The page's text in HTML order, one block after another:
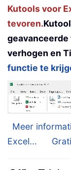
Kutools voor
tevoren.
verhogen en
functie te
Meer
Excel...